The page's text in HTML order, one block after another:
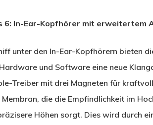
6: In-Ear-Kopfhörer mit erweitertem
unter den In-Ear-Kopfhörern bieten
und Software eine neue
Treiber mit drei Magneten für
die die Empfindlichkeit im
Höhen sorgt. Dies wird durch